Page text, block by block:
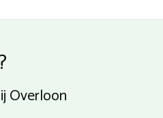
Overloon